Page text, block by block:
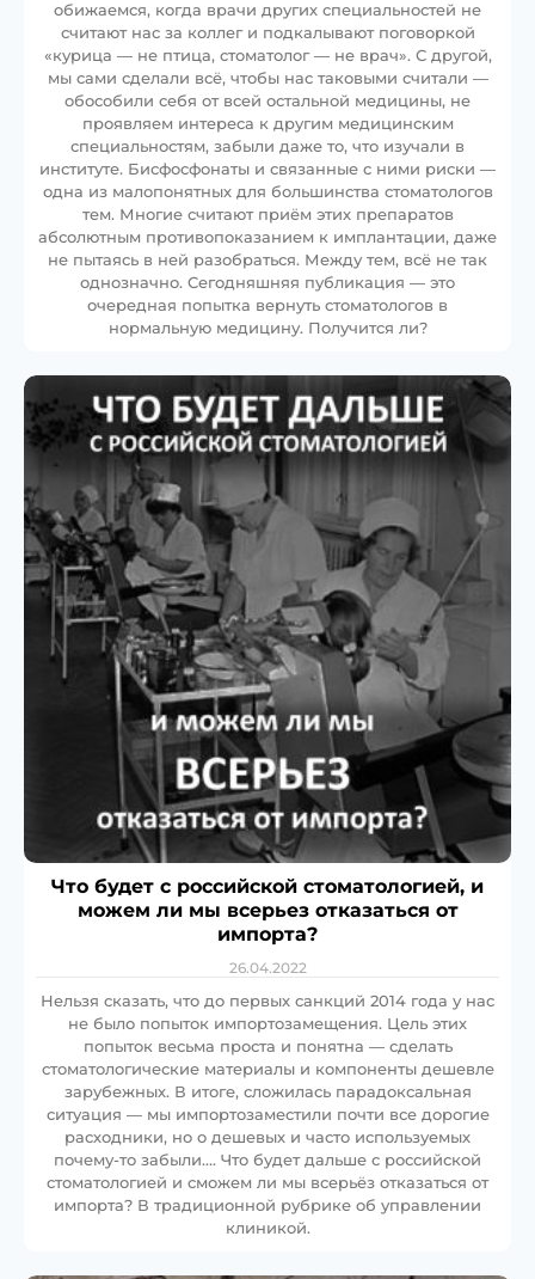
обижаемся, когда врачи других специальностей не
считают нас за коллег и подкалывают поговоркой
«курица — не птица, стоматолог — не врач». С другой,
мы сами сделали всё, чтобы нас таковыми считали —
обособили себя от всей остальной медицины, не
проявляем интереса к другим медицинским
специальностям, забыли даже то, что изучали в
институте. Бисфосфонаты и связанные с ними риски —
одна из малопонятных для большинства стоматологов
тем. Многие считают приём этих препаратов
абсолютным противопоказанием к имплантации, даже
не пытаясь в ней разобраться. Между тем, всё не так
однозначно. Сегодняшняя публикация — это
очередная попытка вернуть стоматологов в
нормальную медицину. Получится ли?
Что будет с российской стоматологией, и
можем ли мы всерьез отказаться от
импорта?
26.04.2022
Нельзя сказать, что до первых санкций 2014 года у нас
не было попыток импортозамещения. Цель этих
попыток весьма проста и понятна — сделать
стоматологические материалы и компоненты дешевле
зарубежных. В итоге, сложилась парадоксальная
ситуация — мы импортозаместили почти все дорогие
расходники, но о дешевых и часто используемых
почему-то забыли…. Что будет дальше с российской
стоматологией и сможем ли мы всерьёз отказаться от
импорта? В традиционной рубрике об управлении
клиникой.